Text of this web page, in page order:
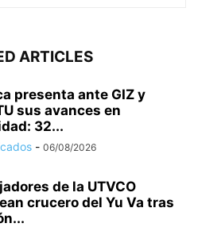
ARTICLES
presenta ante GIZ y
sus avances en
32...
- 06/08/2026
de la UTVCO
crucero del Yu Va tras